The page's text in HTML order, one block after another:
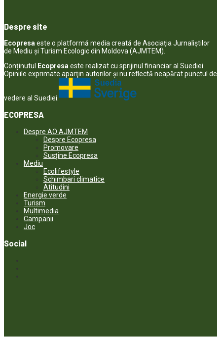
Despre site
Ecopresa este o platformă media creată de Asociația Jurnaliștilor
de Mediu și Turism Ecologic din Moldova (AJMTEM).
Conținutul
Ecopresa este realizat cu sprijinul financiar al Suediei.
Opiniile exprimate aparţin autorilor şi nu reflectă neapărat punctul de
vedere al Suediei.
ECOPRESA
Despre AO AJMTEM
Despre Ecopresa
Promovare
Susține Ecopresa
Mediu
Ecolifestyle
Schimbari climatice
Atitudini
Energie verde
Turism
Multimedia
Campanii
Joc
Social